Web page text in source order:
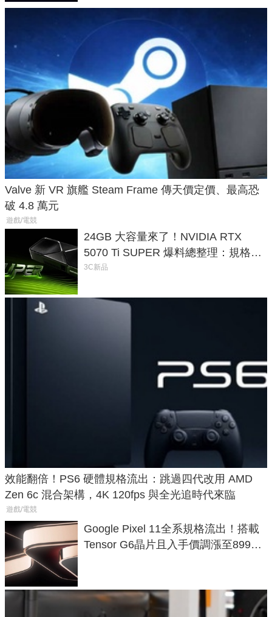
Valve 新 VR 旗艦 Steam Frame 傳天價定價、最高恐
破 4.8 萬元
遊戲/電競
24GB 大容量來了！NVIDIA RTX
5070 Ti SUPER 爆料總整理：規格、
功耗、上市時間
3C新品
效能翻倍！PS6 硬體規格流出：跳過四代改用 AMD
Zen 6c 混合架構，4K 120fps 與全光追時代來臨
遊戲/電競
Google Pixel 11全系規格流出！搭載
Tensor G6晶片且入手價調漲至899美